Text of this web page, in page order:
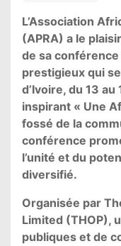
L’Association
(APRA) a le
de sa
prestigieux qui
d’Ivoire, du 13
inspirant « Une
fossé de la
conférence
l’unité et du
diversifié.
Organisée par
Limited (THOP),
publiques et de